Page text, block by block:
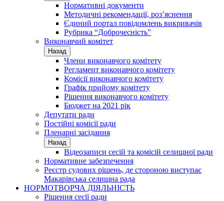
Нормативні документи
Методичні рекомендації, роз’яснення
Єдиний портал повідомлень викривачів
Рубрика “Доброчесність”
Виконавчий комітет
Назад
Члени виконавчого комітету
Регламент виконавчого комітету
Комісії виконавчого комітету
Графік прийому комітету
Рішення виконавчого комітету
Бюджет на 2021 рік
Депутати ради
Постійні комісії ради
Пленарні засідання
Назад
Відеозаписи сесій та комісій селищної ради
Нормативне забезпечення
Реєстр судових рішень, де стороною виступає
Макарівська селищна рада
НОРМОТВОРЧА ДІЯЛЬНІСТЬ
Рішення сесії ради